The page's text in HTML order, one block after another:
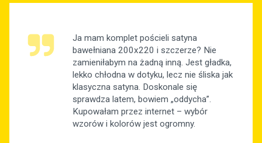
Ja mam komplet pościeli satyna
bawełniana 200x220 i szczerze? Nie
zamieniłabym na żadną inną. Jest gładka,
lekko chłodna w dotyku, lecz nie śliska jak
klasyczna satyna. Doskonale się
sprawdza latem, bowiem „oddycha”.
Kupowałam przez internet – wybór
wzorów i kolorów jest ogromny.